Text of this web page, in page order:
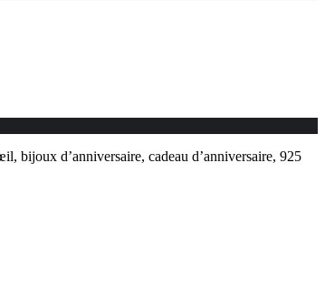
bijoux d’anniversaire, cadeau d’anniversaire, 925